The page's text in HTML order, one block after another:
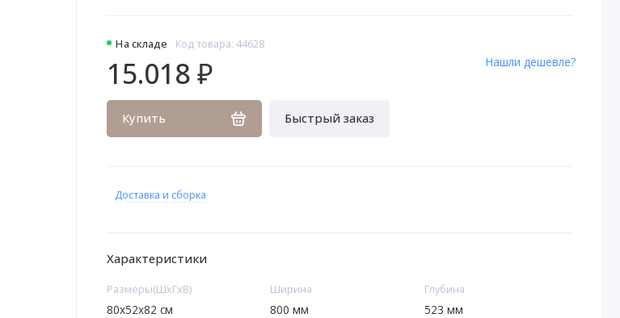
На складе Код товара: 44628
15.018 ₽
Купить Быстрый заказ
Нашли дешевле?
Доставка и сборка
Характеристики
Размеры(ШxГxВ)
80х52х82 см
Ширина
800 мм
Глубина
523 мм